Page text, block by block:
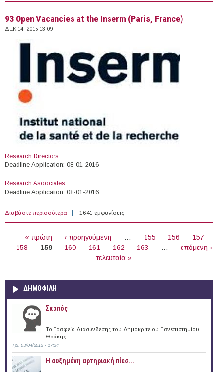
93 Open Vacancies at the Inserm (Paris, France)
ΔΕΚ 14, 2015 13:09
Research Directors
Deadline Application: 08-01-2016
Research Asoociates
Deadline Application: 08-01-2016
Διαβάστε περισσότερα για 93 Open Vacancies at the Inserm (Paris, France)
1641 εμφανίσεις
« πρώτη ‹ προηγούμενη … 155 156
157
158
159 160 161 162 163 …
επόμενη ›
τελευταία »
ΔΗΜΟΦΙΛΗ
Σκοπός
Το Γραφείο Διασύνδεσης του Δημοκρίτειου Πανεπιστημίου
Θράκης...
Τρί, 03/04/2012 - 17:34
Η αυξημένη αρτηριακή πίεσ...